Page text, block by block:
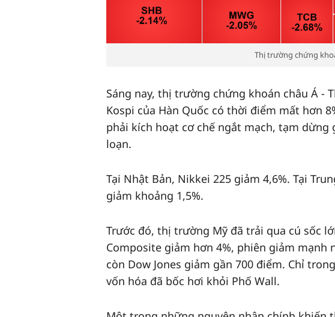
Thị trường chứng
Sáng nay, thị trường chứng khoán châu Á -
Kospi của Hàn Quốc có thời điểm mất hơn
phải kích hoạt cơ chế ngắt mạch, tạm
loạn.
Tại Nhật Bản, Nikkei 225 giảm 4,6%. Tại
giảm khoảng 1,5%.
Trước đó, thị trường Mỹ đã trải qua cú sốc
Composite giảm hơn 4%, phiên giảm mạnh
còn Dow Jones giảm gần 700 điểm. Chỉ
vốn hóa đã bốc hơi khỏi Phố Wall.